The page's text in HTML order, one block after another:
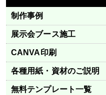
制作事例
展示会ブース施工
CANVA印刷
各種用紙・資材のご説明
無料テンプレート一覧